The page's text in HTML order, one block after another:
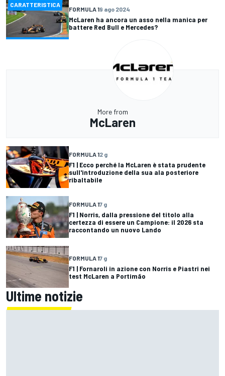
CARATTERISTICA
FORMULA 19 ago 2024
McLaren ha ancora un asso nella manica per
battere Red Bull e Mercedes?
More from
McLaren
FORMULA 12 g
F1 | Ecco perché la McLaren è stata prudente
sull'introduzione della sua ala posteriore
ribaltabile
FORMULA 17 g
F1 | Norris, dalla pressione del titolo alla
certezza di essere un Campione: il 2026 sta
raccontando un nuovo Lando
FORMULA 17 g
F1 | Fornaroli in azione con Norris e Piastri nei
test McLaren a Portimão
Ultime notizie